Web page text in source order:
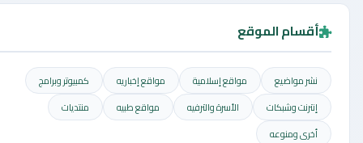
أقسام الموقع
نشر مواضيع مواقع إسلامية مواقع إخباريه
كمبيوتر وبرامج
إنترنت وشبكات
الأسرة والترفيه مواقع طبيه
منتديات
أخرى ومنوعه